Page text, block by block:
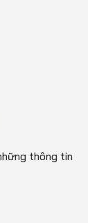
thông tin